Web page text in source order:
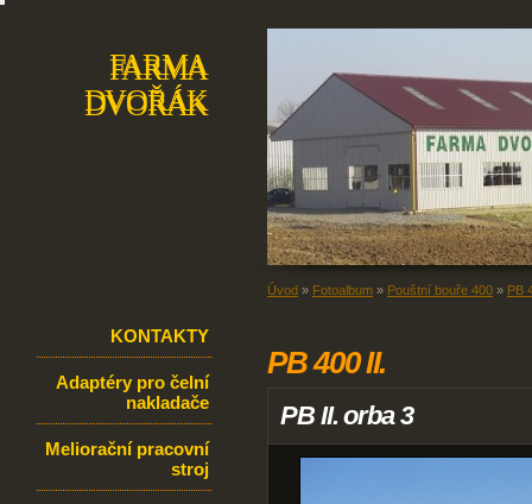
FARMA
DVOŘÁK
FARMA
DVOŘÁK
KONTAKTY
Adaptéry pro čelní
nakladače
Meliorační pracovní
stroj
Úvod » Fotoalbum » Pouštní bouře 400 » PB
PB 400 II.
PB II. orba 3